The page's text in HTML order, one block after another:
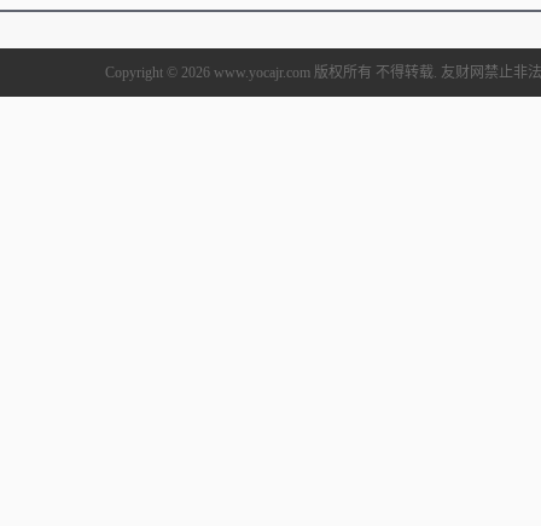
Copyright © 2026 www.yocajr.com 版权所有 不得转载. 友财网禁止非